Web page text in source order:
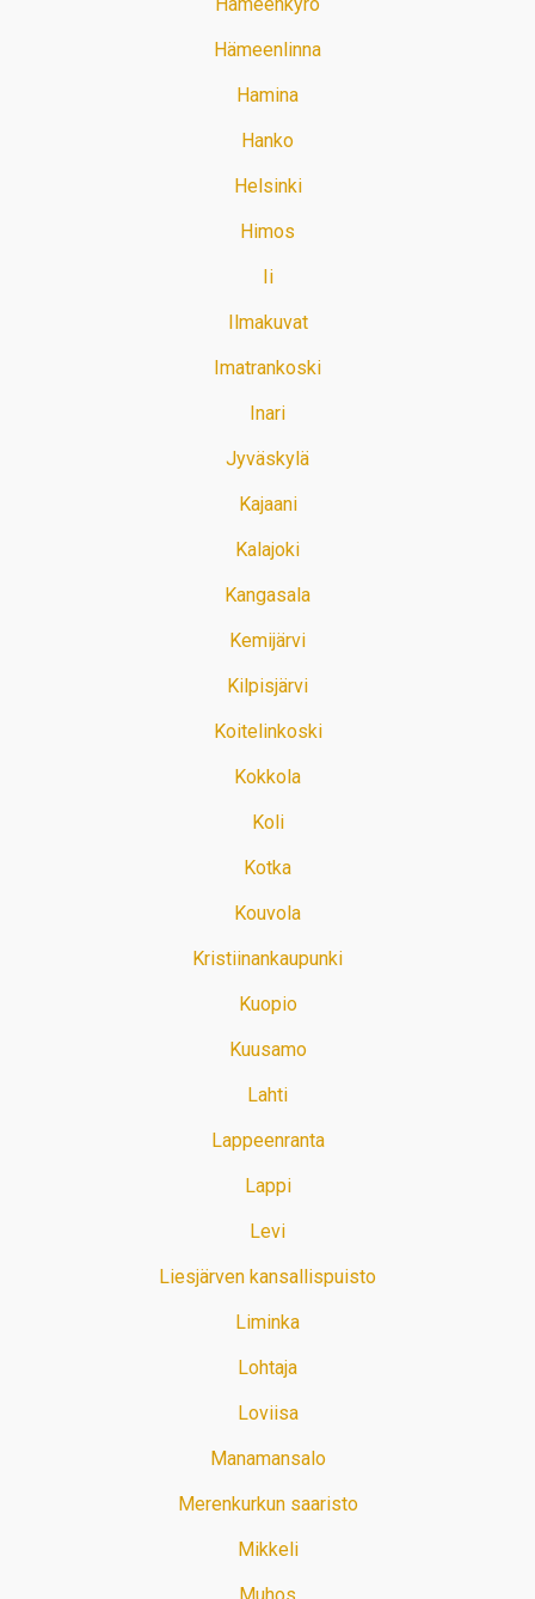
Hämeenlinna
Hamina
Hanko
Helsinki
Himos
Ii
Ilmakuvat
Imatrankoski
Inari
Jyväskylä
Kajaani
Kalajoki
Kangasala
Kemijärvi
Kilpisjärvi
Koitelinkoski
Kokkola
Koli
Kotka
Kouvola
Kristiinankaupunki
Kuopio
Kuusamo
Lahti
Lappeenranta
Lappi
Levi
Liesjärven kansallispuisto
Liminka
Lohtaja
Loviisa
Manamansalo
Merenkurkun saaristo
Mikkeli